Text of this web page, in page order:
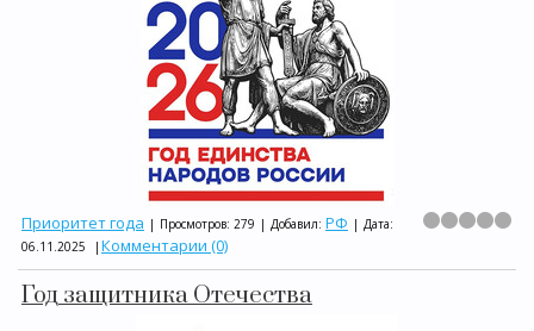
Приоритет года | Просмотров: 279 | Добавил: РФ | Дата:
06.11.2025
| Комментарии (0)
Год защитника Отечества